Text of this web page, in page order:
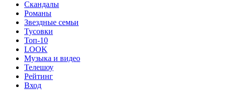
Скандалы
Романы
Звездные семьи
Тусовки
Топ-10
LOOK
Музыка и видео
Телешоу
Рейтинг
Вход